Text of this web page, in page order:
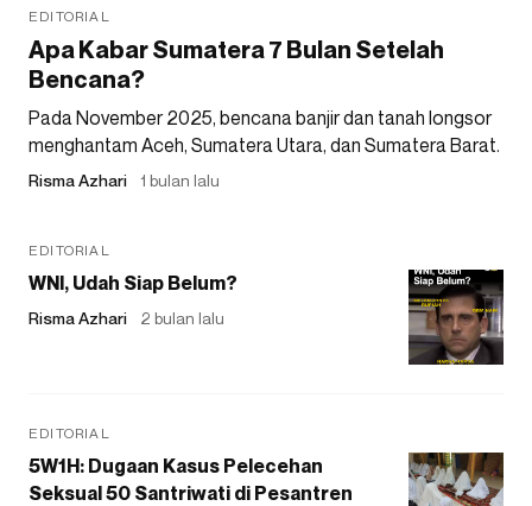
EDITORIAL
Apa Kabar Sumatera 7 Bulan Setelah
Bencana?
Pada November 2025, bencana banjir dan tanah longsor
menghantam Aceh, Sumatera Utara, dan Sumatera Barat.
Risma Azhari 1 bulan lalu
EDITORIAL
WNI, Udah Siap Belum?
Risma Azhari 2 bulan lalu
EDITORIAL
5W1H: Dugaan Kasus Pelecehan
Seksual 50 Santriwati di Pesantren